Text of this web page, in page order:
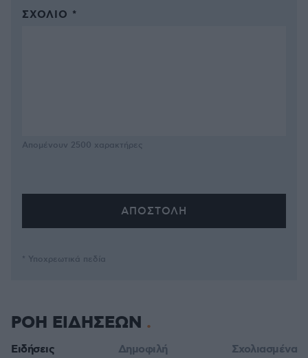
ΣΧΌΛΙΟ *
Απομένουν 2500 χαρακτήρες
* Υποχρεωτικά πεδία
ΡΟΗ ΕΙΔΗΣΕΩΝ
Ειδήσεις Δημοφιλή Σχολιασμένα